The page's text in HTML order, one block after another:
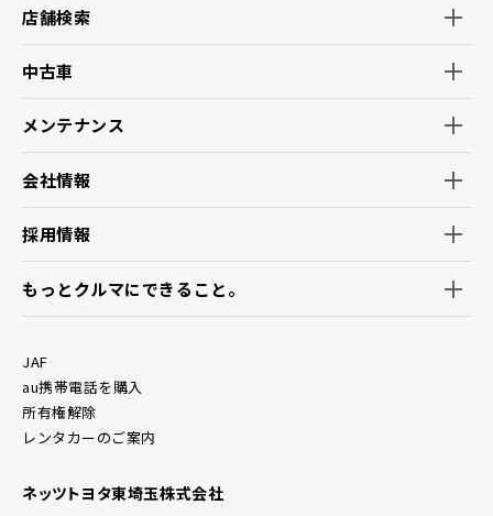
店舗検索
中古車
メンテナンス
会社情報
採用情報
もっとクルマにできること。
JAF
au携帯電話を購入
所有権解除
レンタカーのご案内
ネッツトヨタ東埼玉株式会社